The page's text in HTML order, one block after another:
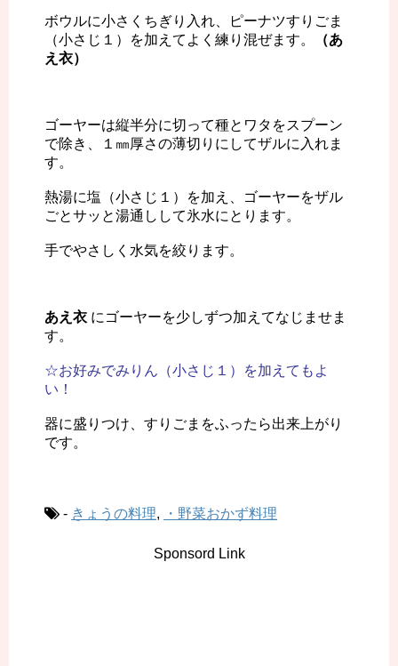
ボウルに小さくちぎり入れ、ピーナツすりごま
（小さじ１）を加えてよく練り混ぜます。
（あ
え衣）
ゴーヤーは縦半分に切って種とワタをスプーン
で除き、１㎜厚さの薄切りにしてザルに入れま
す。
熱湯に塩（小さじ１）を加え、ゴーヤーをザル
ごとサッと湯通しして氷水にとります。
手でやさしく水気を絞ります。
あえ衣 にゴーヤーを少しずつ加えてなじませま
す。
☆お好みでみりん（小さじ１）を加えてもよ
い！
器に盛りつけ、すりごまをふったら出来上がり
です。
- きょうの料理, ・野菜おかず料理
Sponsord Link